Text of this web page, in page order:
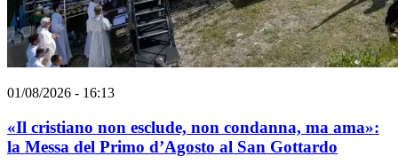
01/08/2026 - 16:13
«Il cristiano non esclude, non condanna, ma ama»:
la Messa del Primo d’Agosto al San Gottardo